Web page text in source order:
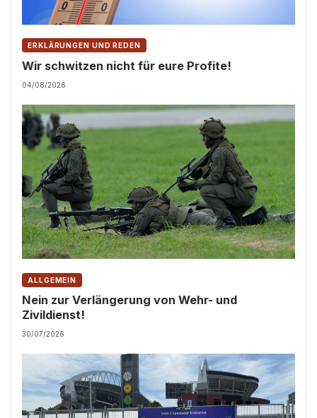
ERKLÄRUNGEN UND REDEN
Wir schwitzen nicht für eure Profite!
04/08/2026
ALLGEMEIN
Nein zur Verlängerung von Wehr- und
Zivildienst!
30/07/2026